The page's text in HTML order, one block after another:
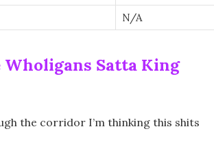
N/A
Wholigans Satta King
the corridor I’m thinking this shits